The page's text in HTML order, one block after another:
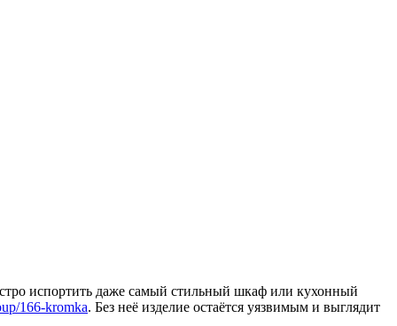
испортить даже самый стильный шкаф или кухонный
166-kromka. Без неё изделие остаётся уязвимым и выглядит